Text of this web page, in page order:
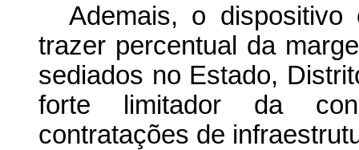
Ademais, o
trazer percentual da
sediados no Estado,
forte limitador da
contratações de